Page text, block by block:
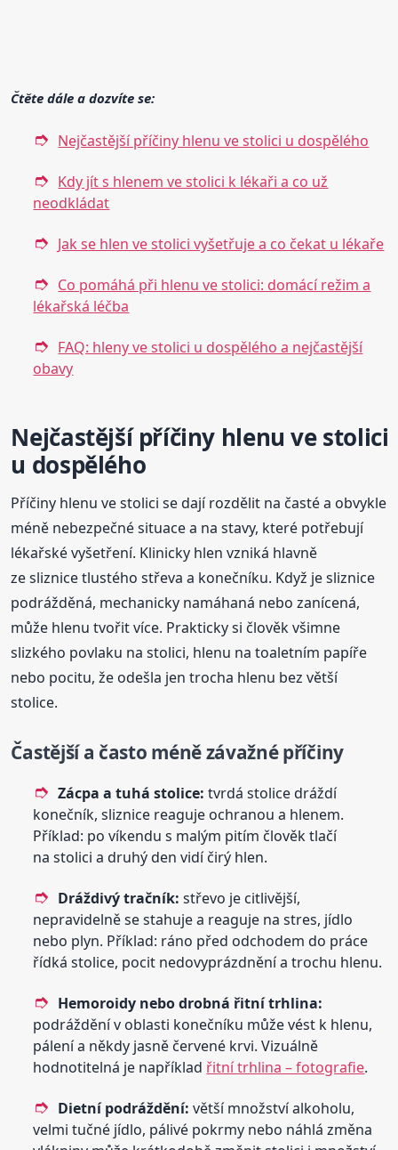
Čtěte dále a dozvíte se:
Nejčastější příčiny hlenu ve stolici u dospělého
Kdy jít s hlenem ve stolici k lékaři a co už
neodkládat
Jak se hlen ve stolici vyšetřuje a co čekat u lékaře
Co pomáhá při hlenu ve stolici: domácí režim a
lékařská léčba
FAQ: hleny ve stolici u dospělého a nejčastější
obavy
Nejčastější příčiny hlenu ve stolici
u dospělého
Příčiny hlenu ve stolici se dají rozdělit na časté a obvykle
méně nebezpečné situace a na stavy, které potřebují
lékařské vyšetření. Klinicky hlen vzniká hlavně
ze sliznice tlustého střeva a konečníku. Když je sliznice
podrážděná, mechanicky namáhaná nebo zanícená,
může hlenu tvořit více. Prakticky si člověk všimne
slizkého povlaku na stolici, hlenu na toaletním papíře
nebo pocitu, že odešla jen trocha hlenu bez větší
stolice.
Častější a často méně závažné příčiny
Zácpa a tuhá stolice: tvrdá stolice dráždí
konečník, sliznice reaguje ochranou a hlenem.
Příklad: po víkendu s malým pitím člověk tlačí
na stolici a druhý den vidí čirý hlen.
Dráždivý tračník: střevo je citlivější,
nepravidelně se stahuje a reaguje na stres, jídlo
nebo plyn. Příklad: ráno před odchodem do práce
řídká stolice, pocit nedovyprázdnění a trochu hlenu.
Hemoroidy nebo drobná řitní trhlina:
podráždění v oblasti konečníku může vést k hlenu,
pálení a někdy jasně červené krvi. Vizuálně
hodnotitelná je například řitní trhlina – fotografie.
Dietní podráždění: větší množství alkoholu,
velmi tučné jídlo, pálivé pokrmy nebo náhlá změna